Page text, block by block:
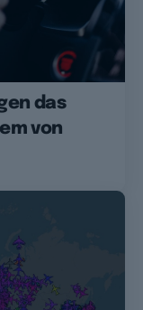
das
von